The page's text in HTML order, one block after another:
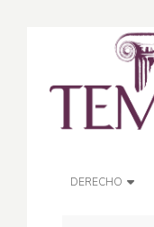
DERECHO